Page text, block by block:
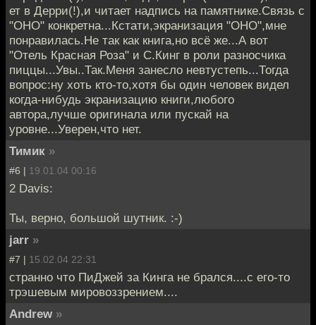
ет в Дерри(!),и читает надпись на памятнике.Связь с
"ОНО" конкретна...Кстати,экранизация "ОНО",мне
понравилась.Не так как книга,но всё же...А вот
"Отель Красная Роза" и С.Кинг в роли разносчика
пиццы...Увы..Так.Меня занесло невтустепь...Тогда
вопрос:ну хоть кто-то,хотя бы один человек видел
когда-нибудь экранизацию книги,любого
автора,лучше оригинала или пускай на
уровне...Уверен,что нет.
Тимик »
#6 | 19.01.04 00:16
2 Davis:
Ты, верно, большой шутник. :-)
jarr »
#7 | 15.02.04 22:31
cтранно что ПиДжей за Кинга не брался....с его-то
трэшевым мировоззрением....
Andrew »